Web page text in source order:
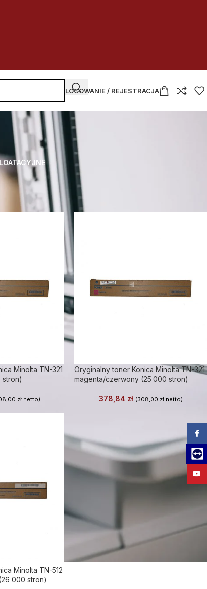
LOGOWANIE / REJESTRACJA
Minolta TN-321
stron)
złnetto)
Oryginalny toner Konica Minolta TN-321
magenta/czerwony (25 000 stron)
378,84 zł (308,00 złnetto)
Minolta TN-512
000 stron)